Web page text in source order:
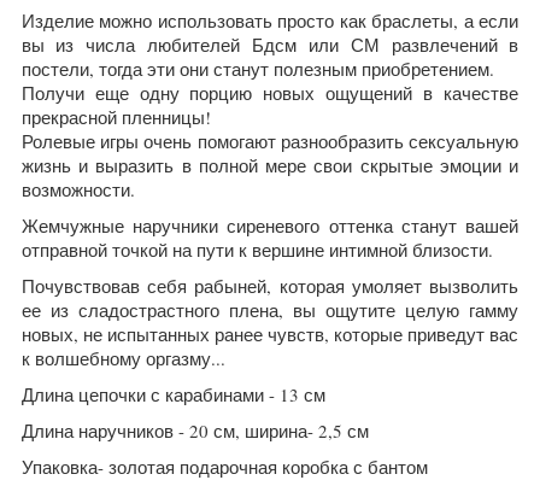
Изделие можно использовать просто как браслеты, а если
вы из числа любителей Бдсм или СМ развлечений в
постели, тогда эти они станут полезным приобретением.
Получи еще одну порцию новых ощущений в качестве
прекрасной пленницы!
Ролевые игры очень помогают разнообразить сексуальную
жизнь и выразить в полной мере свои скрытые эмоции и
возможности.
Жемчужные наручники сиреневого оттенка станут вашей
отправной точкой на пути к вершине интимной близости.
Почувствовав себя рабыней, которая умоляет вызволить
ее из сладострастного плена, вы ощутите целую гамму
новых, не испытанных ранее чувств, которые приведут вас
к волшебному оргазму...
Длина цепочки с карабинами - 13 см
Длина наручников - 20 см, ширина- 2,5 см
Упаковка- золотая подарочная коробка с бантом